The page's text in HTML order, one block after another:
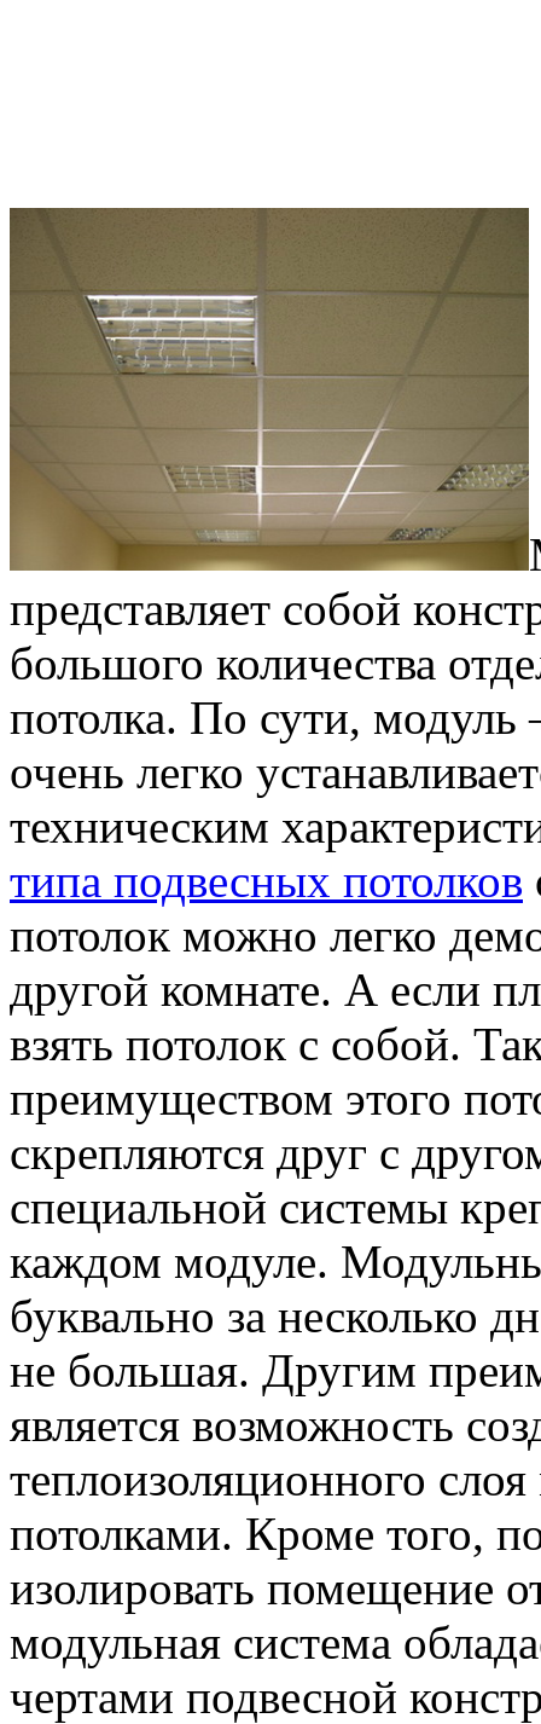
представляет собой
большого количества
потолка. По сути, модуль
очень легко
техническим
типа подвесных потолков
потолок можно легко
другой комнате. А если
взять потолок с собой.
преимуществом этого
скрепляются друг с
специальной системы
каждом модуле.
буквально за несколько
не большая. Другим
является возможность
теплоизоляционного
потолками. Кроме того,
изолировать помещение
модульная система
чертами подвесной